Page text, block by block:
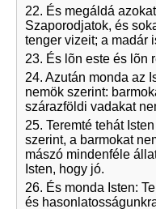
22. És megáldá
Szaporodjatok, és
tenger vizeit; a madár
23. És lõn este és lõn
24. Azután monda az
nemök szerint:
szárazföldi vadakat
25. Teremté tehát
szerint, a barmokat
mászó mindenféle
Isten, hogy jó.
26. És monda Isten:
és